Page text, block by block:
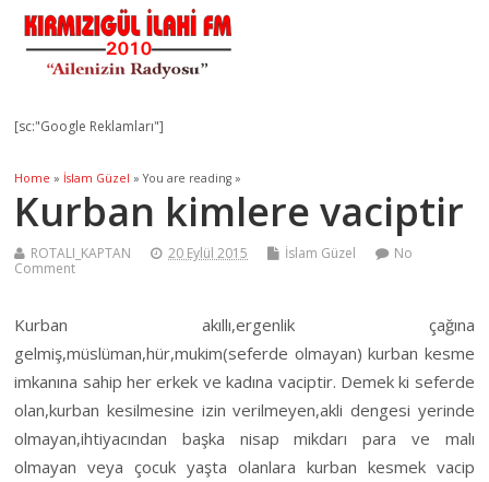
[sc:"Google Reklamları"]
Home » İslam Güzel » You are reading »
Kurban kimlere vaciptir
ROTALI_KAPTAN 20 Eylül 2015 İslam Güzel
No
Comment
Kurban akıllı,ergenlik çağına
gelmiş,müslüman,hür,mukim(seferde olmayan) kurban kesme
imkanına sahip her erkek ve kadına vaciptir. Demek ki seferde
olan,kurban kesilmesine izin verilmeyen,akli dengesi yerinde
olmayan,ihtiyacından başka nisap mikdarı para ve malı
olmayan veya çocuk yaşta olanlara kurban kesmek vacip